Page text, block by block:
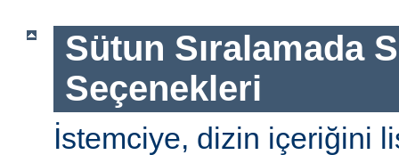
Sütun Sıralamada
Seçenekleri
İstemciye, dizin içeriğini